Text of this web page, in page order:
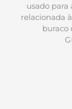
usado para
relacionada
buraco